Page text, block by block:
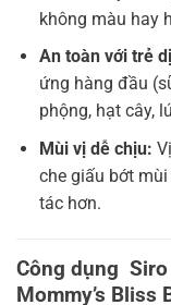
không màu hay
An toàn với trẻ
ứng hàng đầu
phộng, hạt cây,
Mùi vị dễ chịu:
che giấu bớt
tác hơn.
Công dụng Siro
Mommy’s Bliss